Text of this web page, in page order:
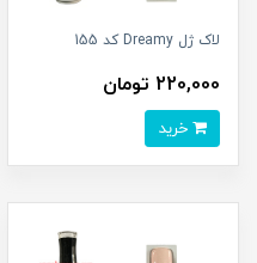
لاک ژل Dreamy کد 155
220,000 تومان